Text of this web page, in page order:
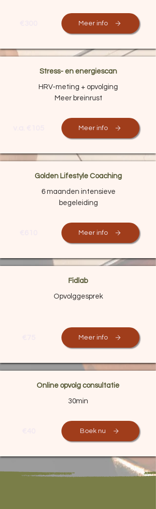
Meer info
Stress- en energiescan
HRV-meting + opvolging
Meer breinrust
Meer info
Golden Lifestyle Coaching
6 maanden intensieve
begeleiding
Meer info
Fidlab
Opvolggesprek
Meer info
Online opvolg consultatie
30min
Boek nu